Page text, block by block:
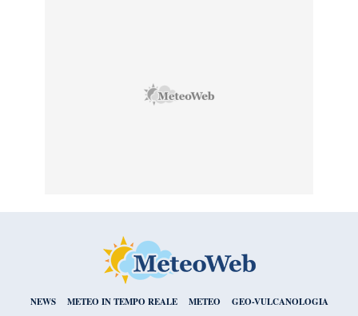
NEWS METEO IN TEMPO REALE METEO GEO-VULCANOLOGIA